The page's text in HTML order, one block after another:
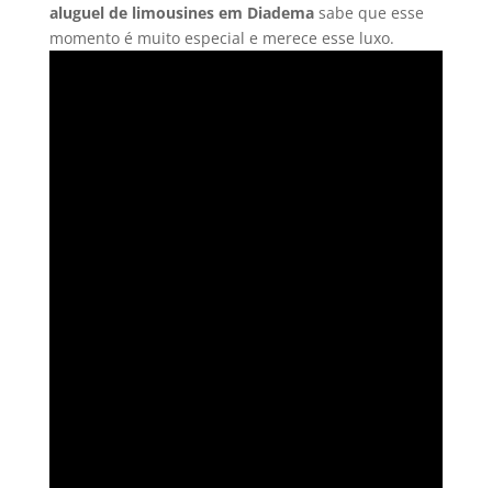
aluguel de limousines em Diademasabe que esse
momento é muito especial e merece esse luxo.